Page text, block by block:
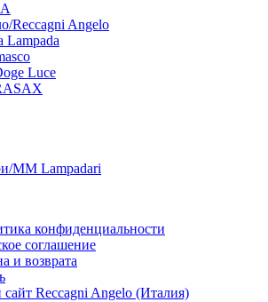
Reccagni Angelo
Lampada
Luce
MM Lampadari
конфиденциальности
соглашение
и возврата
Reccagni Angelo (Италия)